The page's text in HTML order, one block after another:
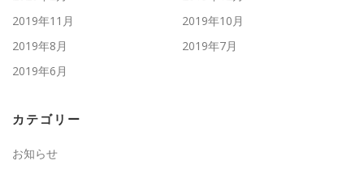
2019年11月
2019年10月
2019年8月
2019年7月
2019年6月
カテゴリー
お知らせ